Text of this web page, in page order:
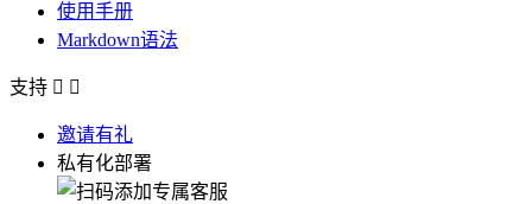
使用手册
Markdown语法
支持  
邀请有礼
私有化部署